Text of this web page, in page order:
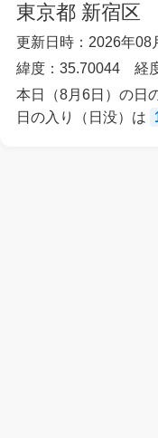
東京都 新宿区
更新日時：2026年08
緯度：35.70044 経
本日（8月6日）の日
日の入り（日没）は